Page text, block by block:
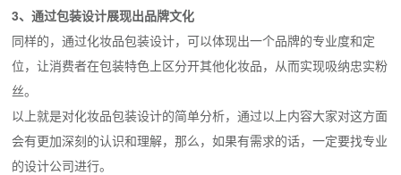
3、通过包装设计展现出品牌文化
同样的，通过化妆品包装设计，可以体现出一个品牌的专业度和定
位，让消费者在包装特色上区分开其他化妆品，从而实现吸纳忠实粉
丝。
以上就是对化妆品包装设计的简单分析，通过以上内容大家对这方面
会有更加深刻的认识和理解，那么，如果有需求的话，一定要找专业
的设计公司进行。